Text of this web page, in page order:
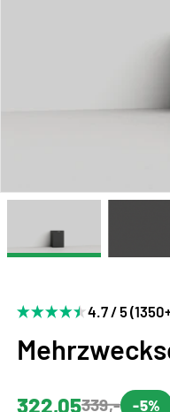
4.7 / 5
322,05339,- -5%